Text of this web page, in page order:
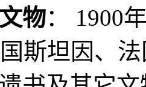
物： 1900
斯坦因、